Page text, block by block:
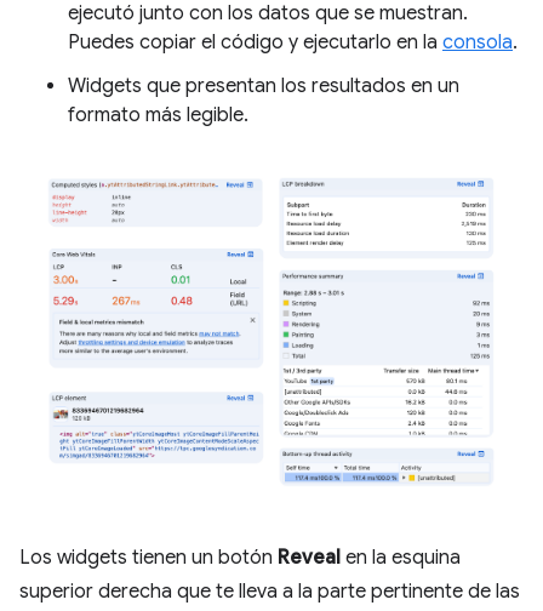
ejecutó junto con los datos que se muestran.
Puedes copiar el código y ejecutarlo en la consola.
Widgets que presentan los resultados en un
formato más legible.
Los widgets tienen un botón Reveal en la esquina
superior derecha que te lleva a la parte pertinente de las